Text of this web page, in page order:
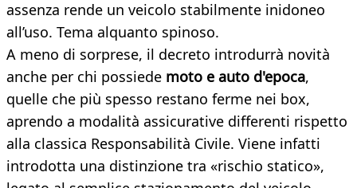
assenza rende un veicolo stabilmente inidoneo
all’uso. Tema alquanto spinoso.
A meno di sorprese, il decreto introdurrà novità
anche per chi possiede moto e auto d'epoca,
quelle che più spesso restano ferme nei box,
aprendo a modalità assicurative differenti rispetto
alla classica Responsabilità Civile. Viene infatti
introdotta una distinzione tra «rischio statico»,